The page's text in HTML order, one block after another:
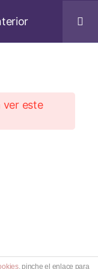
ver este
, pinche el enlace para